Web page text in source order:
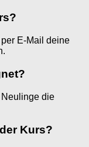
E-Mail deine
die
Kurs?